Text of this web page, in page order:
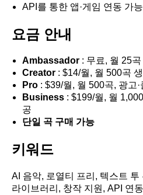
API를 통한 앱·게임 연동 가능
요금 안내
Ambassador : 무료, 월 25
Creator : $14/월, 월 500곡
Pro : $39/월, 월 500곡, 광고
Business : $199/월, 월
공
단일 곡 구매 가능
키워드
AI 음악, 로열티 프리, 텍스트
라이브러리, 창작 지원, API 연동